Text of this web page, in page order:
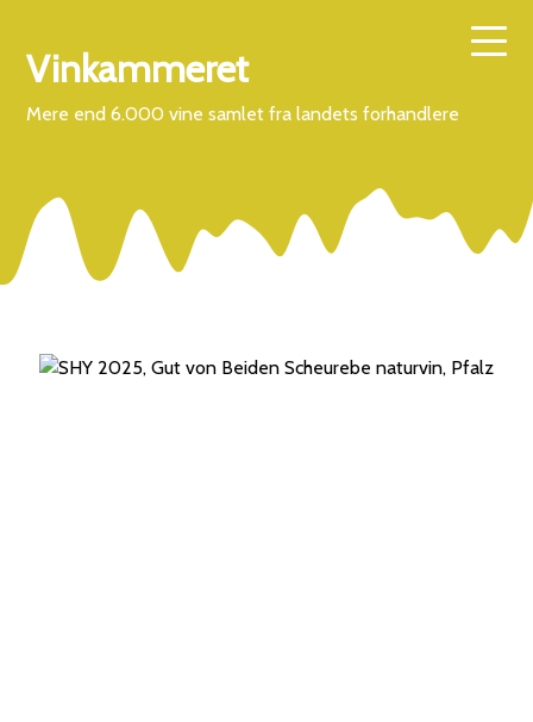
Vinkammeret
Mere end 6.000 vine samlet fra landets forhandlere